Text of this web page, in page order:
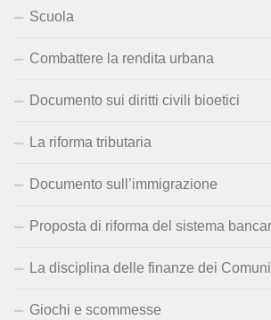
Scuola
Combattere la rendita urbana
Documento sui diritti civili bioetici
La riforma tributaria
Documento sull’immigrazione
Proposta di riforma del sistema
La disciplina delle finanze dei Comuni
Giochi e scommesse